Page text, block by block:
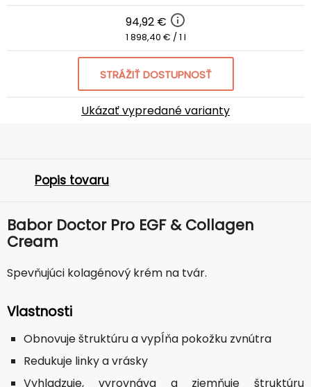
94,92 €
1 898,40 € / 1 l
STRÁŽIŤ DOSTUPNOSŤ
Ukázať vypredané varianty
Popis tovaru
Babor Doctor Pro EGF & Collagen
Cream
Spevňujúci kolagénový krém na tvár.
Vlastnosti
Obnovuje štruktúru a vypĺňa pokožku zvnútra
Redukuje linky a vrásky
Vyhladzuje, vyrovnáva a zjemňuje štruktúru